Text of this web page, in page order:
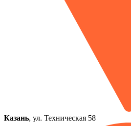
Казань, ул. Техническая 58